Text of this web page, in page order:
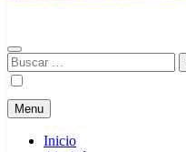
Buscar:
Menu
Inicio